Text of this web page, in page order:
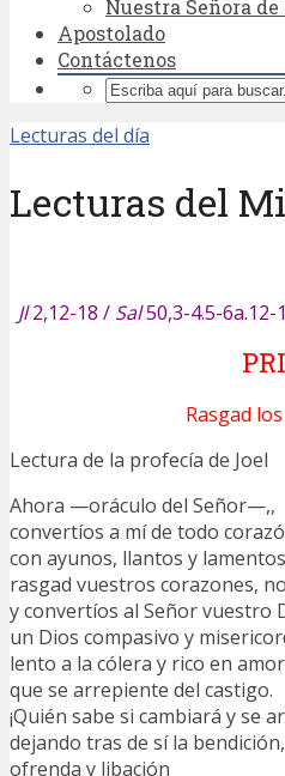
Nuestra Señora
Apostolado
Contáctenos
Lecturas del día
Lecturas del
Jl2,12-18 / Sal50,3-4.5-6a.12-
Rasgad
Lectura de la profecía de Joel
Ahora —oráculo del Señor—,,
convertíos a mí de todo
con ayunos, llantos y
rasgad vuestros corazones,
y convertíos al Señor vuestro
un Dios compasivo y
lento a la cólera y rico en
que se arrepiente del castigo.
¡Quién sabe si cambiará y se
dejando tras de sí la bendición,
ofrenda y libación